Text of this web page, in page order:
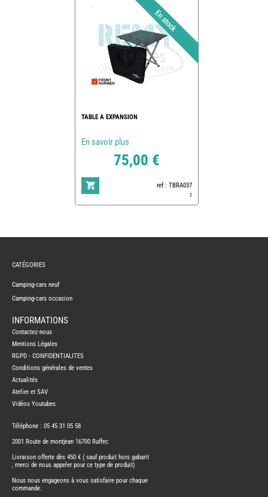
TABLE A EXPANSION
En savoir plus
75,00 €
ref : TBRA037
2
CAMPING-
NEUFS
CAMPING-
CAMPING-
BENIMAR
CAMPING-
CARADO
CAMPING-
ITINEO
CAMPING-
OCCASION
CARADO
CATÉGORIES
Camping-cars neuf
Camping-cars occasion
INFORMATIONS
Contactez-nous
Mentions Légales
RGPD - CONFIDENTIALITES
Conditions générales de ventes
Actualités
Atelier et SAV
Vidéos Youtubes
Téléphone : 05 45 31 05 58
2001 Route de montjean 16700 Ruffec
Livraison offerte dès 450 € ( sauf produit hors gabarit
, merci de nous appeler pour ce type de produit)
Nous nous engageons à vous satisfaire pour chaque
commande.